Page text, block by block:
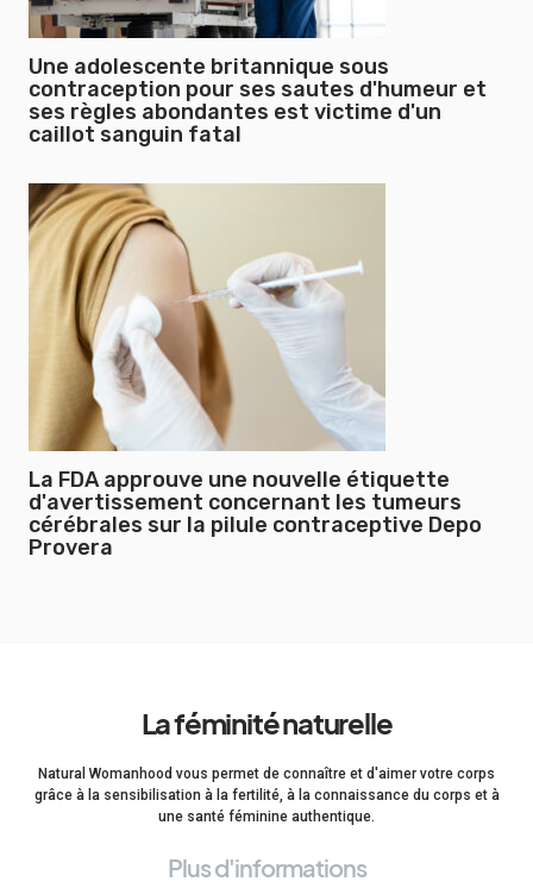
Une adolescente britannique sous
contraception pour ses sautes d'humeur et
ses règles abondantes est victime d'un
caillot sanguin fatal
La FDA approuve une nouvelle étiquette
d'avertissement concernant les tumeurs
cérébrales sur la pilule contraceptive Depo
Provera
La féminité naturelle
Natural Womanhood vous permet de connaître et d'aimer votre corps
grâce à la sensibilisation à la fertilité, à la connaissance du corps et à
une santé féminine authentique.
Plus d'informations